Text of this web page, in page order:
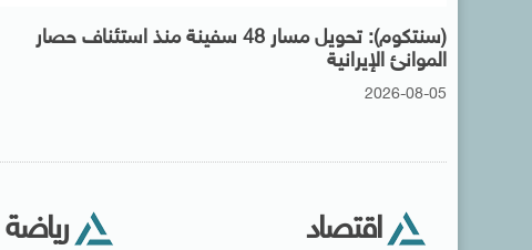
(سنتكوم): تحويل مسار 48 سفينة منذ استئناف حصار
الموانئ الإيرانية
2026-08-05
رياضة اقتصاد